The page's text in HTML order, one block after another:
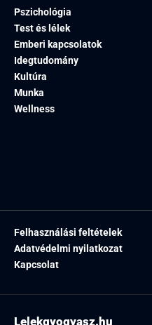
Pszichológia
Test és lélek
Emberi kapcsolatok
Idegtudomány
Kultúra
Munka
Wellness
Felhasználási feltételek
Adatvédelmi nyilatkozat
Kapcsolat
Lelekgyogyasz.hu